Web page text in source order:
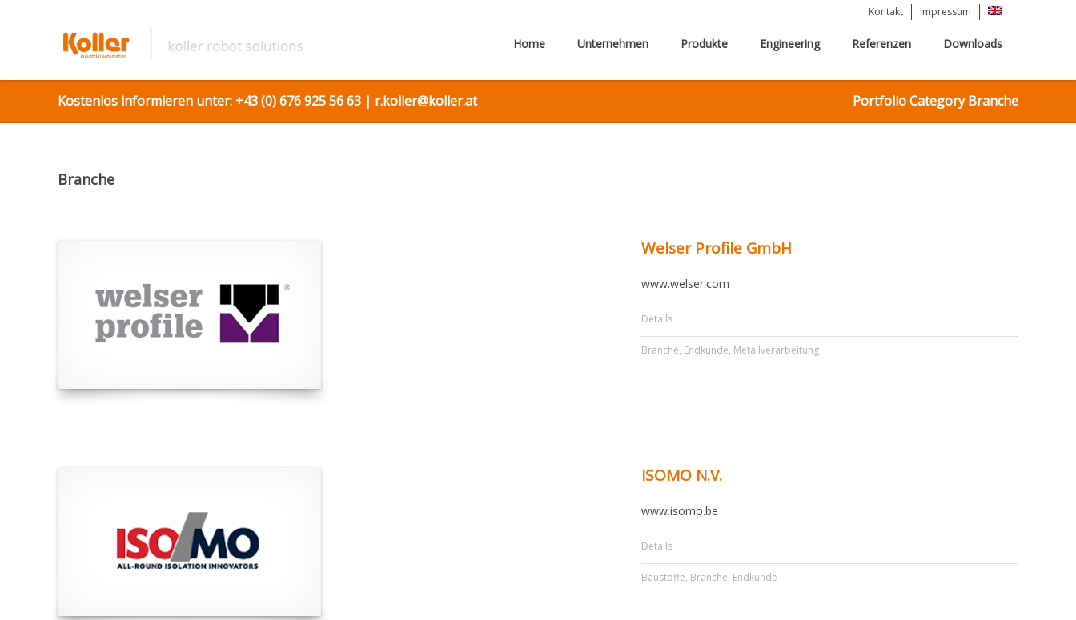
Impressum
Kontakt
Home Unternehmen Produkte Engineering Referenzen Downloads
Kostenlos informieren unter: +43 (0) 676 925 56 63 | r.koller@koller.at Portfolio Category Branche
Branche
Welser Profile GmbH
www.welser.com
Details
Branche, Endkunde, Metallverarbeitung
ISOMO N.V.
www.isomo.be
Details
Baustoffe, Branche, Endkunde